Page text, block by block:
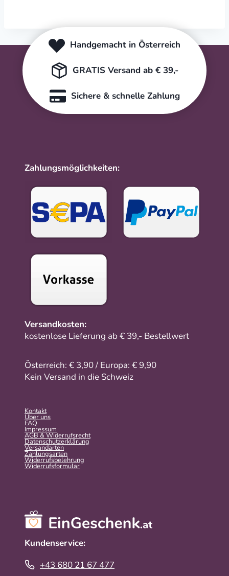
Handgemacht in Österreich
GRATIS Versand ab € 39,-
Sichere & schnelle Zahlung
Zahlungsmöglichkeiten:
Versandkosten:
kostenlose Lieferung ab € 39,- Bestellwert
Österreich: € 3,90 / Europa: € 9,90
Kein Versand in die Schweiz
Kontakt
Über uns
FAQ
Impressum
AGB & Widerrufsrecht
Datenschutzerklärung
Versandarten
Zahlungsarten
Widerrufsbelehrung
Widerrufs­formular
Kundenservice:
+43 680 21 67 477